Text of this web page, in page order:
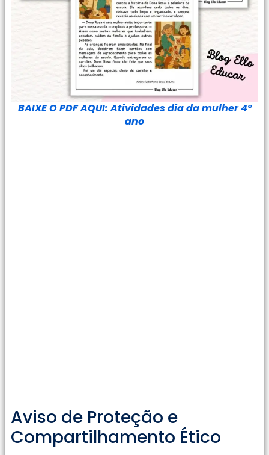
BAIXE O PDF AQUI: Atividades dia da mulher 4°
ano
Aviso de Proteção e
Compartilhamento Ético